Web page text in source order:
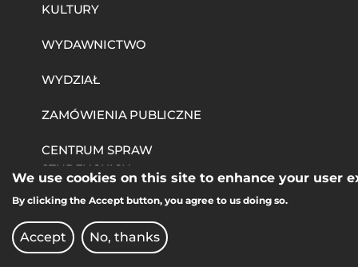
KULTURY
WYDAWNICTWO
WYDZIAŁ
ZAMÓWIENIA PUBLICZNE
CENTRUM SPRAW
STUDENCKICH
STRAŻ AKADEMICKA
We use cookies on this site to enhance your user
By clicking the Accept button, you agree to us doing so.
Accept No, thanks